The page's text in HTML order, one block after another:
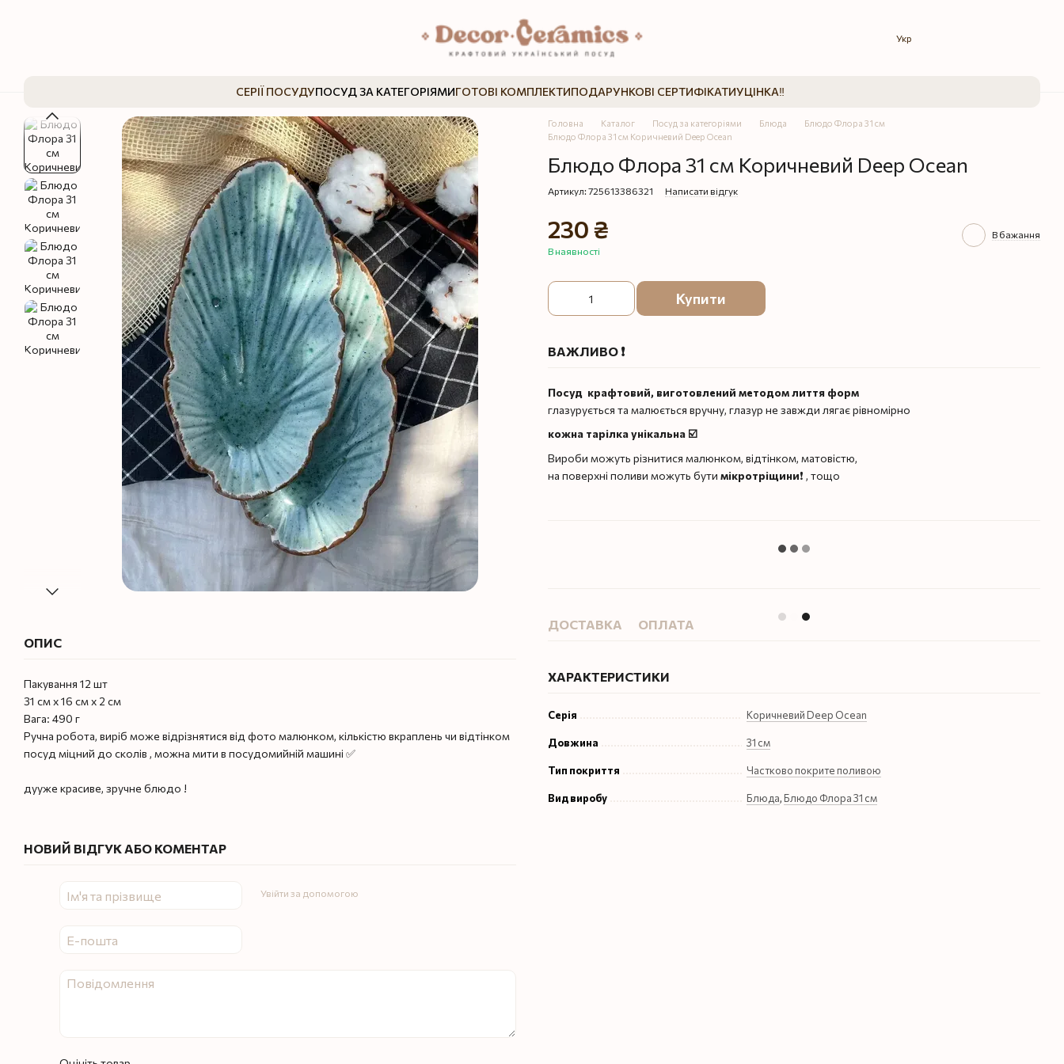
Укр
СЕРІЇ ПОСУДУПОСУД ЗА КАТЕГОРІЯМИГОТОВІ КОМПЛЕКТИПОДАРУНКОВІ СЕРТИФІКАТИУЦІНКА‼️
ОПИС
Пакування 12 шт
31 см х 16 см х 2 см
Вага: 490 г
Ручна робота, виріб може відрізнятися від фото малюнком, кількістю вкраплень чи відтінком
посуд міцний до сколів , можна мити в посудомийній машині ✅
дууже красиве, зручне блюдо !
НОВИЙ ВІДГУК АБО КОМЕНТАР
Увійти за допомогою
Головна Каталог Посуд за категоріями Блюда
Блюдо Флора 31 см
Блюдо Флора 31 см Коричневий Deep Ocean
Блюдо Флора 31 см Коричневий Deep Ocean
Артикул: 725613386321 Написати відгук
230 ₴
В наявності
В бажання
Купити
ВАЖЛИВО ❗️
Посуд крафтовий, виготовлений методом лиття форм
глазурується та малюється вручну, глазур не завжди лягає рівномірно
кожна тарілка унікальна ☑️
Вироби можуть різнитися малюнком, відтінком, матовістю,
на поверхні поливи можуть бути мікротріщини❗️ , тощо
ДОСТАВКА ОПЛАТА
ХАРАКТЕРИСТИКИ
Серія Коричневий Deep Ocean
Довжина 31 см
Тип покриття Частково покрите поливою
Вид виробу Блюда,Блюдо Флора 31 см